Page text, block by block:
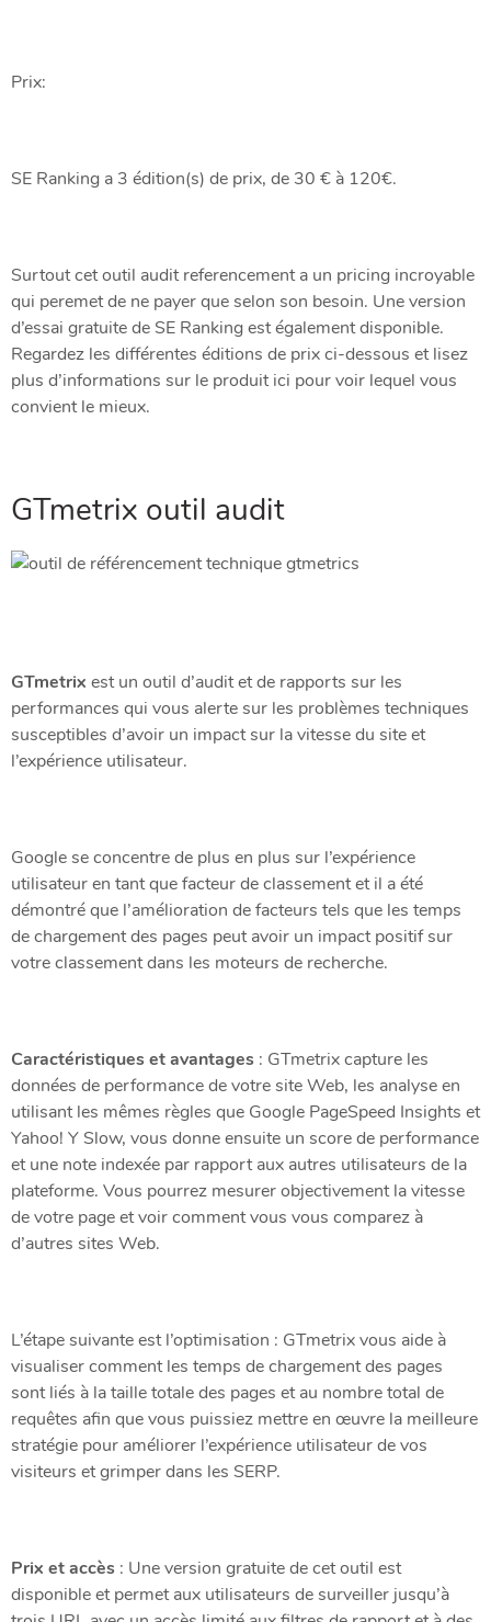
Prix:
SE Ranking a 3 édition(s) de prix, de 30 € à 120€.
Surtout cet outil audit referencement a un pricing incroyable
qui peremet de ne payer que selon son besoin. Une version
d’essai gratuite de SE Ranking est également disponible.
Regardez les différentes éditions de prix ci-dessous et lisez
plus d’informations sur le produit ici pour voir lequel vous
convient le mieux.
GTmetrix outil audit
GTmetrix est un outil d’audit et de rapports sur les
performances qui vous alerte sur les problèmes techniques
susceptibles d’avoir un impact sur la vitesse du site et
l’expérience utilisateur.
Google se concentre de plus en plus sur l’expérience
utilisateur en tant que facteur de classement et il a été
démontré que l’amélioration de facteurs tels que les temps
de chargement des pages peut avoir un impact positif sur
votre classement dans les moteurs de recherche.
Caractéristiques et avantages : GTmetrix capture les
données de performance de votre site Web, les analyse en
utilisant les mêmes règles que Google PageSpeed ​​Insights et
Yahoo! Y Slow, vous donne ensuite un score de performance
et une note indexée par rapport aux autres utilisateurs de la
plateforme. Vous pourrez mesurer objectivement la vitesse
de votre page et voir comment vous vous comparez à
d’autres sites Web.
L’étape suivante est l’optimisation : GTmetrix vous aide à
visualiser comment les temps de chargement des pages
sont liés à la taille totale des pages et au nombre total de
requêtes afin que vous puissiez mettre en œuvre la meilleure
stratégie pour améliorer l’expérience utilisateur de vos
visiteurs et grimper dans les SERP.
Prix ​​et accès : Une version gratuite de cet outil est
disponible et permet aux utilisateurs de surveiller jusqu’à